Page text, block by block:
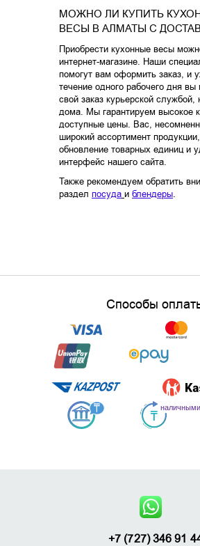
МОЖНО ЛИ КУПИТЬ
ВЕСЫ В АЛМАТЫ С
Приобрести кухонные весы
интернет-магазине. Наши
помогут вам оформить заказ, и
течение одного рабочего дня вы
свой заказ курьерской службой,
дома. Мы гарантируем высокое
доступные цены. Вас,
широкий ассортимент
обновление товарных единиц и
интерфейс нашего сайта.
Также рекомендуем обратить
раздел посуда и блендеры.
Способы
+7 (727) 346 91